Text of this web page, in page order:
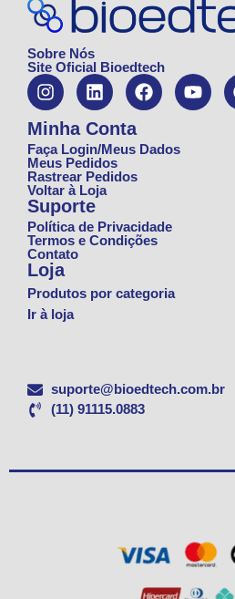
Sobre Nós
Site Oficial Bioedtech
Minha Conta
Faça Login/Meus Dados
Meus Pedidos
Rastrear Pedidos
Voltar à Loja
Suporte
Política de Privacidade
Termos e Condições
Contato
Loja
Produtos por categoria
Ir à loja
suporte@bioedtech.com.br
(11) 91115.0883